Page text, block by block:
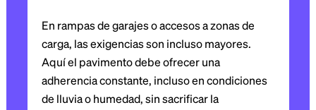
En rampas de garajes o accesos a zonas de
carga, las exigencias son incluso mayores.
Aquí el pavimento debe ofrecer una
adherencia constante, incluso en condiciones
de lluvia o humedad, sin sacrificar la